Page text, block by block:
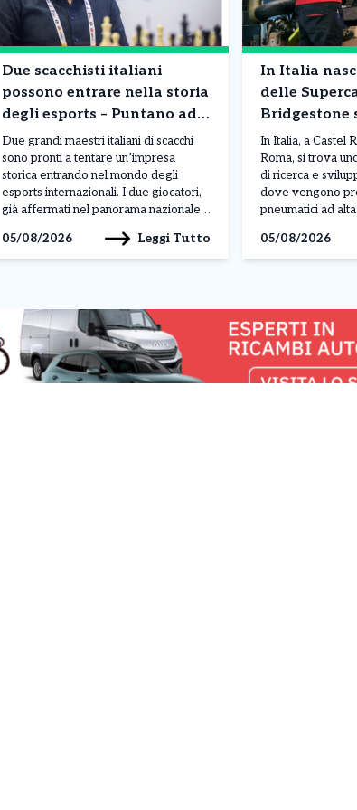
Due scacchisti italiani
possono entrare nella storia
degli esports – Puntano ad
un posto nella World Cup.
Montepremi: oltre 1 milione
di euro .
Due grandi maestri italiani di scacchi
sono pronti a tentare un’impresa
storica entrando nel mondo degli
esports internazionali. I due giocatori,
già affermati nel panorama nazionale
competizioni, puntano ora alla
qualificazione per la finale della
livello mondiale nel settore […]
05/08/2026 Leggi Tutto
In Italia
delle
Bridgestone
pneumatici
alta
In Italia, a Castel
Roma, si trova
di ricerca e
dove vengono
pneumatici ad
Technical Center
uno dei tre poli
05/08/2026